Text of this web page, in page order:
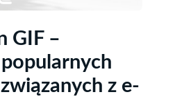
GIF –
z e-